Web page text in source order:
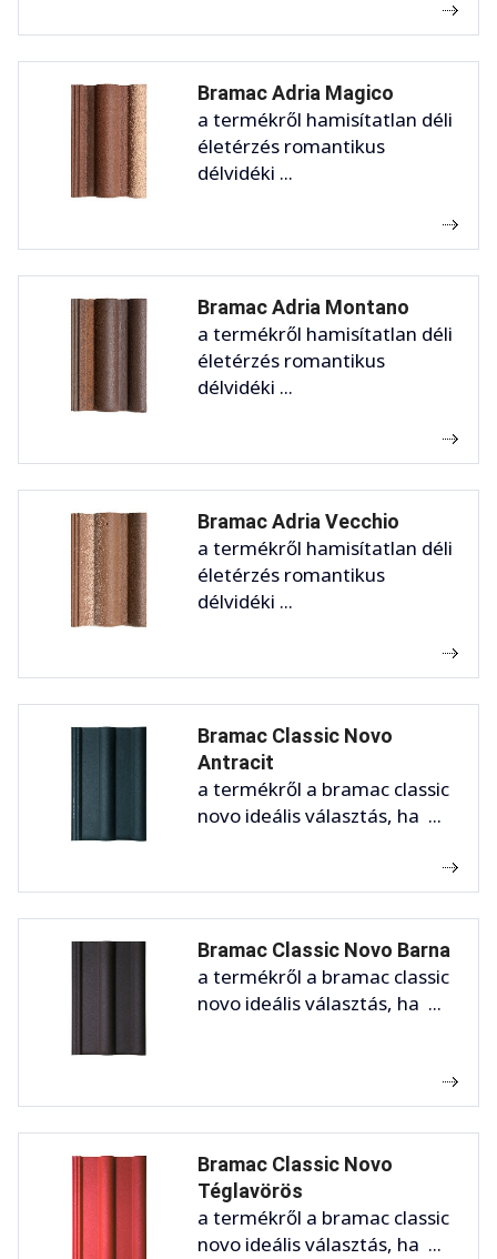
Bramac Adria Magico
a termékről hamisítatlan déli
életérzés romantikus
délvidéki ...
Bramac Adria Montano
a termékről hamisítatlan déli
életérzés romantikus
délvidéki ...
Bramac Adria Vecchio
a termékről hamisítatlan déli
életérzés romantikus
délvidéki ...
Bramac Classic Novo
Antracit
a termékről a bramac classic
novo ideális választás, ha ...
Bramac Classic Novo Barna
a termékről a bramac classic
novo ideális választás, ha ...
Bramac Classic Novo
Téglavörös
a termékről a bramac classic
novo ideális választás, ha ...